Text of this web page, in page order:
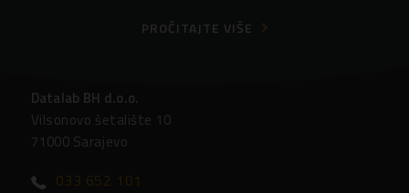
PROČITAJTE VIŠE
Datalab BH d.o.o.
Vilsonovo šetalište 10
71000 Sarajevo
033 652 101